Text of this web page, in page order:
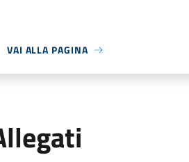
VAI ALLA PAGINA